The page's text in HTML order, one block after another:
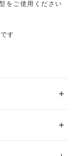
をご使用ください
す